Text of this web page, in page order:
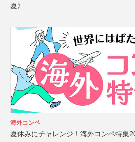
夏》
海外コンペ
夏休みにチャレンジ！海外コンペ特集